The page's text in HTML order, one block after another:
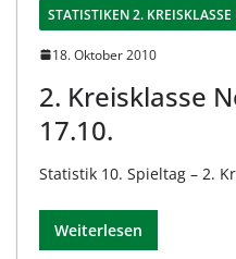
STATISTIKEN 2.
18. Oktober 2010
2. Kreisklasse
17.10.
Statistik 10. Spieltag – 2.
Weiterlesen